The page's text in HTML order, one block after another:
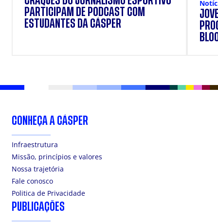
PARTICIPAM DE PODCAST COM
ESTUDANTES DA CÁSPER
CONHEÇA A CÁSPER
Infraestrutura
Missão, princípios e valores
Nossa trajetória
Fale conosco
Politica de Privacidade
PUBLICAÇÕES